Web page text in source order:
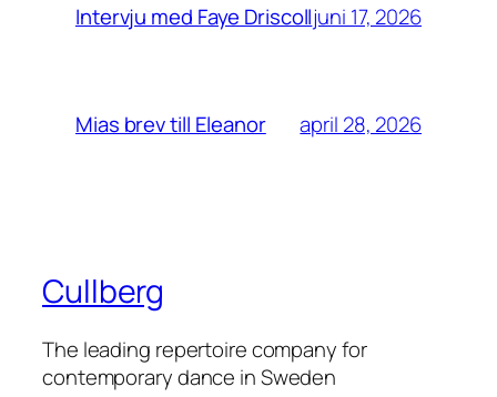
Intervju med Faye Driscolljuni 17, 2026
Mias brev till Eleanor april 28, 2026
Cullberg
The leading repertoire company for
contemporary dance in Sweden